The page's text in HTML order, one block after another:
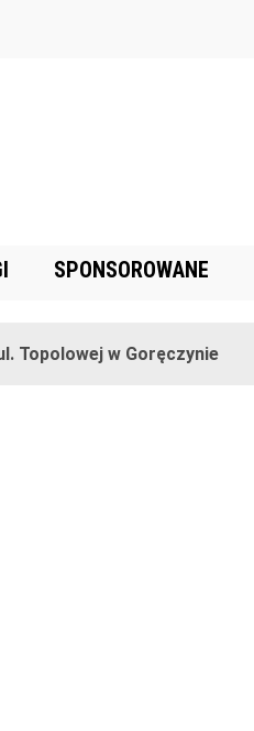
SPONSOROWANE
w Goręczynie